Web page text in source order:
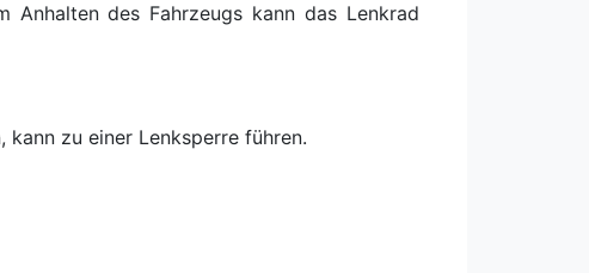
Anhalten des Fahrzeugs kann das Lenkrad
kann zu einer Lenksperre führen.